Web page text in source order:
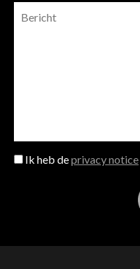
Ik heb deprivacy notice